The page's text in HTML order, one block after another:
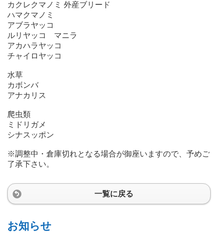
カクレクマノミ 外産ブリード
ハマクマノミ
アブラヤッコ
ルリヤッコ マニラ
アカハラヤッコ
チャイロヤッコ
水草
カボンバ
アナカリス
爬虫類
ミドリガメ
シナスッポン
※調整中・倉庫切れとなる場合が御座いますので、予めご
了承下さい。
一覧に戻る
お知らせ